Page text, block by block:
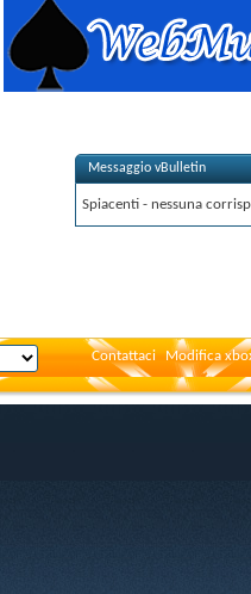
Messaggio vBulletin
Spiacenti - nessuna
Contattaci Modifica